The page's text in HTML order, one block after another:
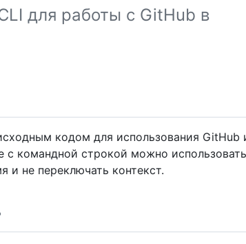
для работы с GitHub в
кодом для использования GitHub
командной строкой можно использовать
и не переключать контекст.